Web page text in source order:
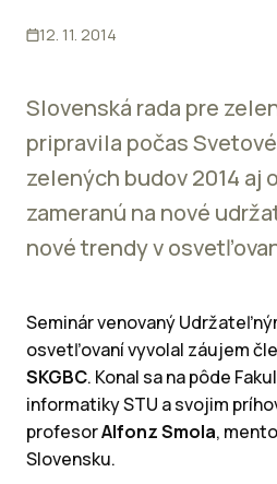
12. 11. 2014
Slovenská rada pre
pripravila počas
zelených budov 2014 aj
zameranú na nové
nové trendy v
Seminár venovaný
osvetľovaní vyvolal záujem
SKGBC. Konal sa na pôde
informatiky STU a svojim
profesorAlfonz Smola,
Slovensku.